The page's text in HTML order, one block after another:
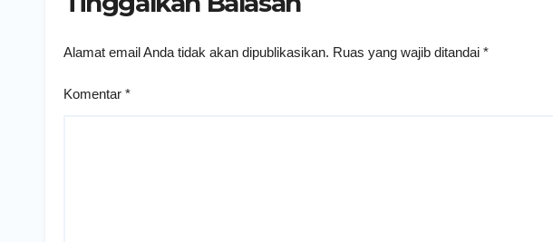
Alamat email Anda tidak akan dipublikasikan. Ruas yang wajib ditandai *
Komentar *